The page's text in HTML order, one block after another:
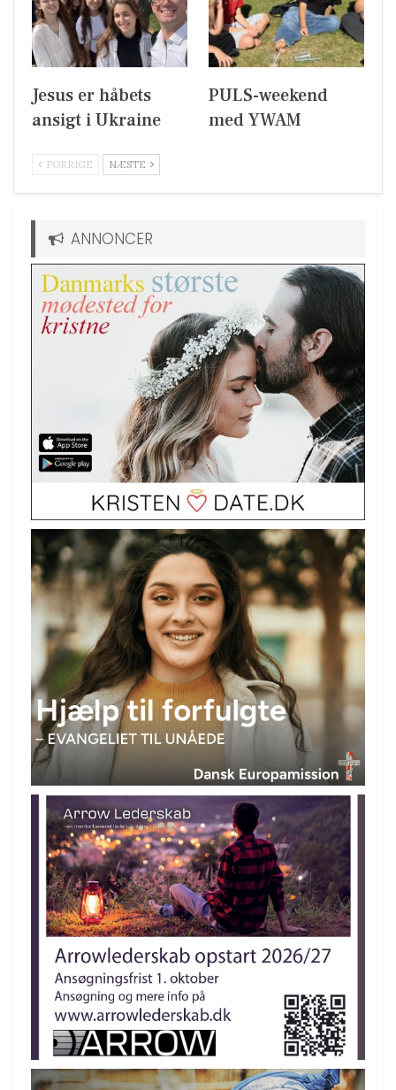
Jesus er håbets
ansigt i Ukraine
PULS-weekend
med YWAM
FORRIGE NÆSTE
ANNONCER